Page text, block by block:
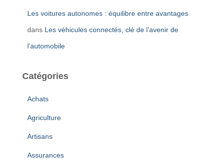
Les voitures autonomes : équilibre entre avantages
dans Les véhicules connectés, clé de l’avenir de
l’automobile
Catégories
Achats
Agriculture
Artisans
Assurances